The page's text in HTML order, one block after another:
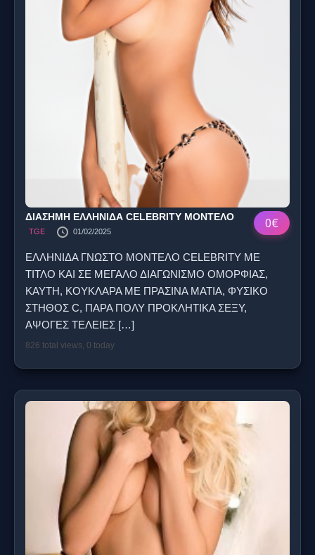
0€
ΔΙΑΣΗΜΗ ΕΛΛΗΝΙΔΑ CELEBRITY ΜΟΝΤΕΛΟ
TGE 01/02/2025
ΕΛΛΗΝΙΔΑ ΓΝΩΣΤΟ ΜΟΝΤΕΛΟ CELEBRITY ΜΕ
ΤΙΤΛΟ ΚΑΙ ΣΕ ΜΕΓΑΛΟ ΔΙΑΓΩΝΙΣΜΟ ΟΜΟΡΦΙΑΣ,
ΚΑΥΤΗ, ΚΟΥΚΛΑΡΑ ΜΕ ΠΡΑΣΙΝΑ ΜΑΤΙΑ, ΦΥΣΙΚΟ
ΣΤΗΘΟΣ C, ΠΑΡΑ ΠΟΛΥ ΠΡΟΚΛΗΤΙΚΑ ΣΕΞΥ,
ΑΨΟΓΕΣ ΤΕΛΕΙΕΣ […]
826 total views, 0 today